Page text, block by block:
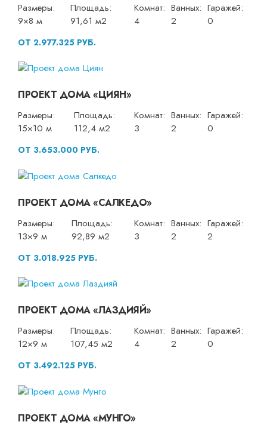
Размеры:
9×8 м
Площадь:
91,61 м2
Комнат:
4
Ванных:
2
Гаражей:
0
ОТ 2.977.325 РУБ.
ПРОЕКТ ДОМА «ЦИЯН»
Размеры:
15×10 м
Площадь:
112,4 м2
Комнат:
3
Ванных:
2
Гаражей:
0
ОТ 3.653.000 РУБ.
ПРОЕКТ ДОМА «САЛКЕДО»
Размеры:
13×9 м
Площадь:
92,89 м2
Комнат:
3
Ванных:
2
Гаражей:
2
ОТ 3.018.925 РУБ.
ПРОЕКТ ДОМА «ЛАЗДИЯЙ»
Размеры:
12×9 м
Площадь:
107,45 м2
Комнат:
4
Ванных:
2
Гаражей:
0
ОТ 3.492.125 РУБ.
ПРОЕКТ ДОМА «МУНГО»